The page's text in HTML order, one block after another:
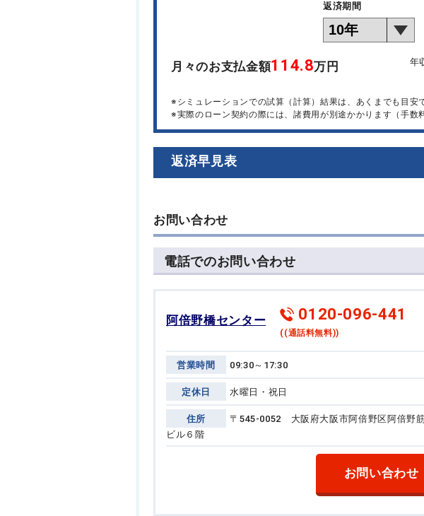
返済期間
月々のお支払金額114.8万円 年
※シミュレーションでの試算（計算）結果は、あくまでも目安
※実際のローン契約の際には、諸費用が別途かかります（手数
返済早見表
お問い合わせ
電話でのお問い合わせ
阿倍野橋センター 0120-096-441
((通話料無料))
営業時間 09:30～17:30
定休日 水曜日・祝日
住所 〒545-0052 大阪府大阪市阿倍野区阿倍野
ビル６階
お問い合わせ